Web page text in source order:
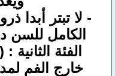
- لا تبتر أبدا
الكامل للسن
الفئة